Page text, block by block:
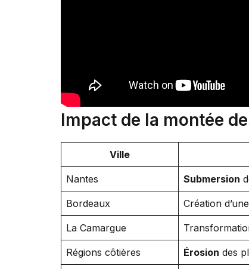
Impact de la montée
Ville
Nantes Submersion
Bordeaux Création d’une
La Camargue
Régions côtières Érosion des